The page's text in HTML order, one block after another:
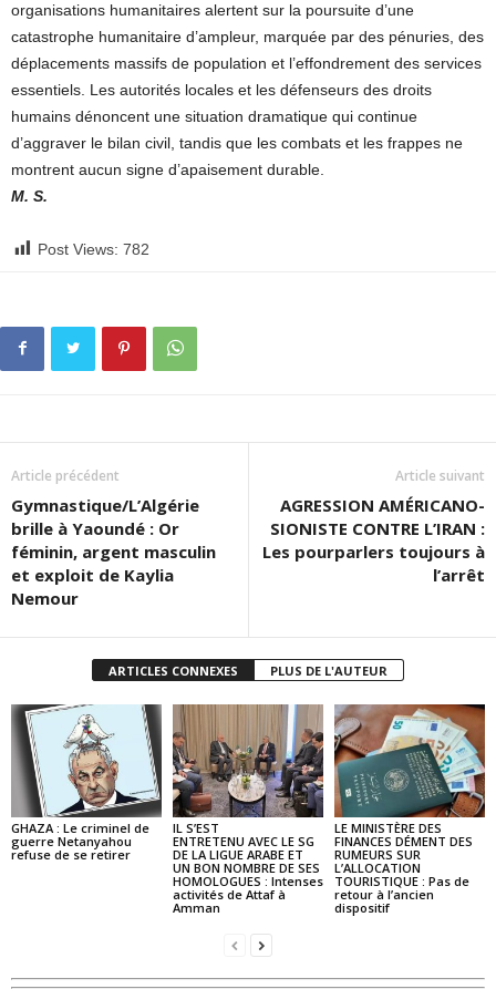
organisations humanitaires alertent sur la poursuite d’une
catastrophe humanitaire d’ampleur, marquée par des pénuries, des
déplacements massifs de population et l’effondrement des services
essentiels. Les autorités locales et les défenseurs des droits
humains dénoncent une situation dramatique qui continue
d’aggraver le bilan civil, tandis que les combats et les frappes ne
montrent aucun signe d’apaisement durable.
M. S.
Post Views: 782
Article précédent
Gymnastique/L’Algérie
brille à Yaoundé : Or
féminin, argent masculin
et exploit de Kaylia
Nemour
Article suivant
AGRESSION AMÉRICANO-
SIONISTE CONTRE L’IRAN :
Les pourparlers toujours à
l’arrêt
ARTICLES CONNEXES PLUS DE L'AUTEUR
GHAZA : Le criminel de
guerre Netanyahou
refuse de se retirer
IL S’EST
ENTRETENU AVEC LE SG
DE LA LIGUE ARABE ET
UN BON NOMBRE DE SES
HOMOLOGUES : Intenses
activités de Attaf à
Amman
LE MINISTÈRE DES
FINANCES DÉMENT DES
RUMEURS SUR
L’ALLOCATION
TOURISTIQUE : Pas de
retour à l’ancien
dispositif